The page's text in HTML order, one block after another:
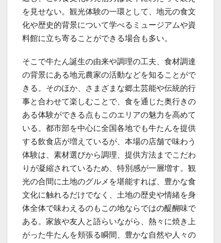
を見せない。観光体験の一環として、地元の食文
化や歴史的背景について学べるミュージアムや資
料館に立ち寄ることができる場合も多い。
そこで牛たん誕生の由来や調理の工夫、食材調達
の背景にある地元農家の活動などを知ることがで
きる。そのほか、さまざまな郷土芸能や伝統的行
事と合わせて楽しむことで、食を通じた奥行きの
ある体験ができる点もこのエリアの魅力を高めて
いる。都市部を中心に全国各地でも牛たんを提供
する飲食店が増えているが、本場の店舗で味わう
体験は、素材選びから調理、提供方法までこだわ
りが凝縮されているため、特別感が一層増す。観
光の合間に土地のグルメを堪能すれば、豊かな食
文化に触れるだけでなく、土地の歴史や情緒を身
体全体で味わえるのもこの地ならではの醍醐味で
ある。家族や友人と語らいながら、熱々に焼き上
がった牛たんを頬張る瞬間、豊かな自然や人々の